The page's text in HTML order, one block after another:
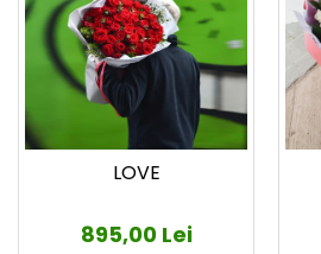
LOVE
895,00 Lei